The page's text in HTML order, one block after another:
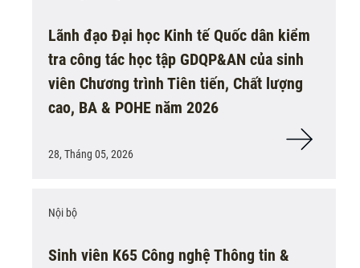
Lãnh đạo Đại học Kinh tế Quốc dân kiểm
tra công tác học tập GDQP&AN của sinh
viên Chương trình Tiên tiến, Chất lượng
cao, BA & POHE năm 2026
28, Tháng 05, 2026
Nội bộ
Sinh viên K65 Công nghệ Thông tin &